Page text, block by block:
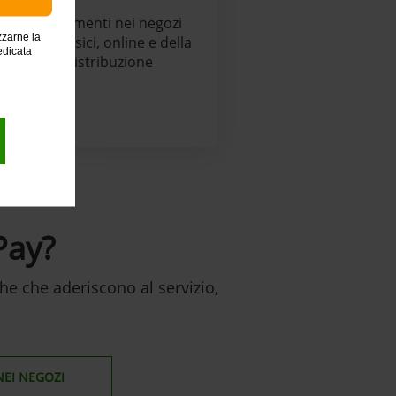
la
i pagamenti nei negozi
fisici, online e della
Grande Distribuzione
che aderiscono al servizio,
NEGOZI